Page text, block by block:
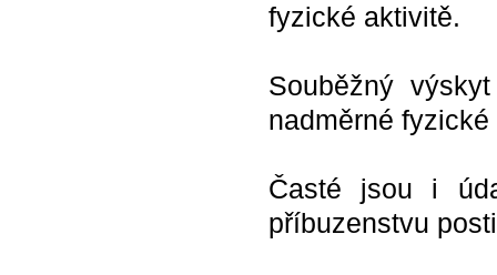
fyzické aktivitě.
Souběžný
nadměrné
Časté jsou i
příbuzenstvu